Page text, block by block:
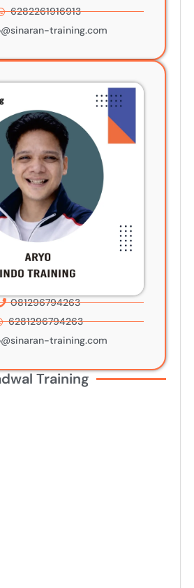
6282261916913
training.com
081296794263
6281296794263
training.com
Training